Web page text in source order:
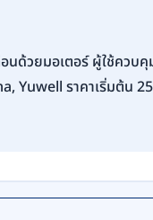
ด้วยมอเตอร์ ผู้ใช้ควบ
Yuwell ราคาเริ่มต้น